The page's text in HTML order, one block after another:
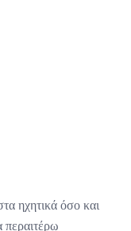
ηχητικά όσο και